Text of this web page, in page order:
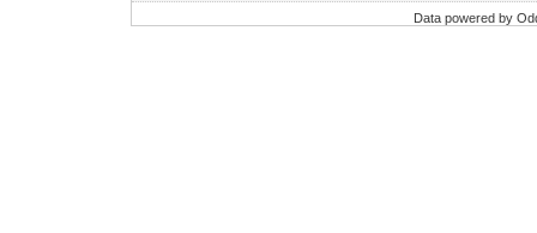
Data powered by